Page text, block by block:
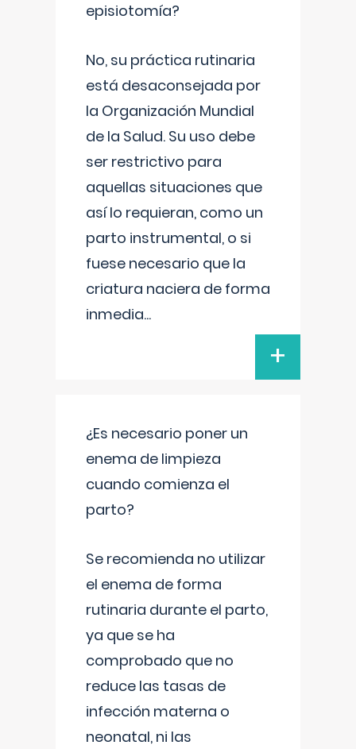
episiotomía?
No, su práctica rutinaria
está desaconsejada por
la Organización Mundial
de la Salud. Su uso debe
ser restrictivo para
aquellas situaciones que
así lo requieran, como un
parto instrumental, o si
fuese necesario que la
criatura naciera de forma
inmedia...
+
¿Es necesario poner un
enema de limpieza
cuando comienza el
parto?
Se recomienda no utilizar
el enema de forma
rutinaria durante el parto,
ya que se ha
comprobado que no
reduce las tasas de
infección materna o
neonatal, ni las